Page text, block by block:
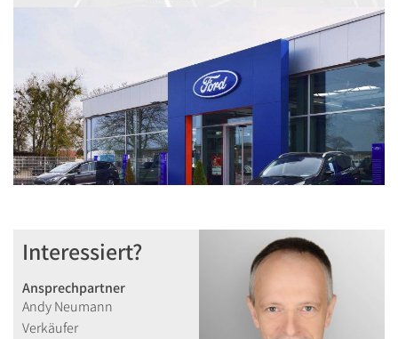
Interessiert?
Ansprechpartner
Andy Neumann
Verkäufer